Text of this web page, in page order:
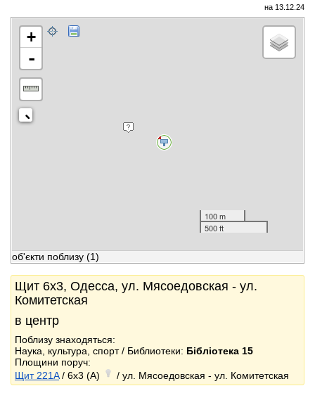
на 13.12.24
+
-
100 m
500 ft
об'єкти поблизу (1)
Щит 6x3, Одесса, ул. Мясоедовская - ул.
Комитетская
в центр
Поблизу знаходяться:
Наука, культура, спорт / Библиотеки: Бібліотека 15
Площини поруч:
Щит 221A/ 6x3 (A) / ул. Мясоедовская - ул. Комитетская